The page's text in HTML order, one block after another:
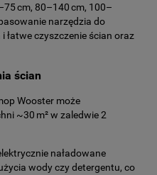
cm, 80–140 cm, 100–
narzędzia do
łatwe czyszczenie ścian oraz
ścian
Wooster może
~30 m² w zaledwie 2
naładowane
wody czy detergentu, co